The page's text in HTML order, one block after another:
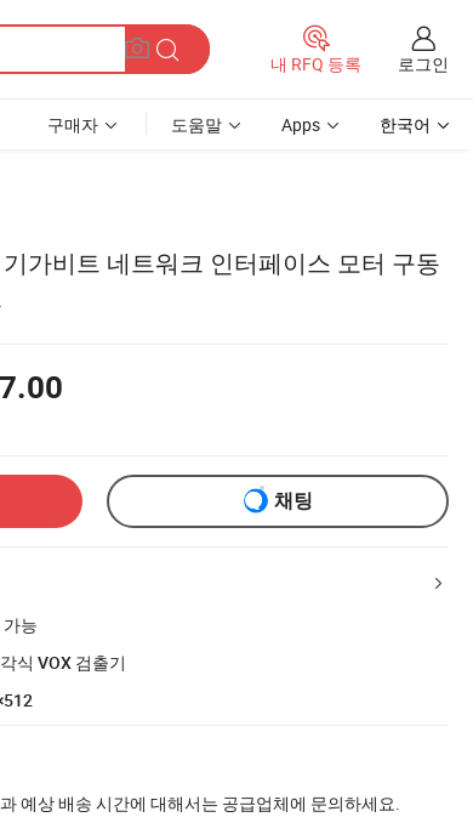
내 RFQ 등록 로그인
구매자 도움말 Apps 한국어
가비트 네트워크 인터페이스 모터 구동
채팅
능
식 VOX 검출기
예상 배송 시간에 대해서는 공급업체에 문의하세요.